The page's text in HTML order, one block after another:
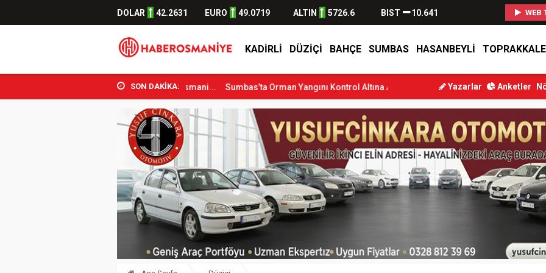
DOLAR 42.2631 EURO 49.0719 ALTIN 5726.6 BIST 10.641 WEB
KADIRLI DÜZIÇI BAHÇE SUMBAS HASANBEYLI TOPRAKKALE
SON DAKİKA:
Bakanı Osman Aşkın Bak Osmani... Sumbas’ta Orman Yangını Kontrol Altına Alındı Osmaniye’de Tren Çarpması: Genç Yaralandı
Yazarlar Anketler